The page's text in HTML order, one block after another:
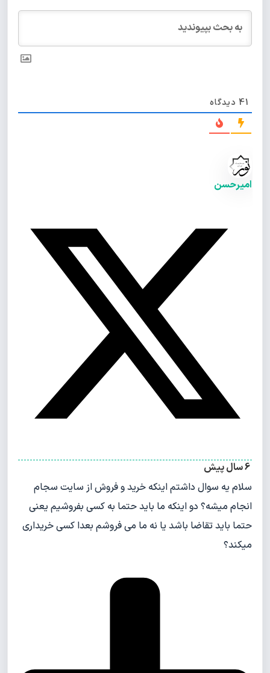
41 دیدگاه
امیرحسن
سلام یه سوال داشتم اینکه خرید و فروش از سایت سجام
انجام میشه؟ دو اینکه ما باید حتما به کسی بفروشیم یعنی
حتما باید تقاضا باشد یا نه ما می فروشم بعدا کسی خریداری
میکند؟